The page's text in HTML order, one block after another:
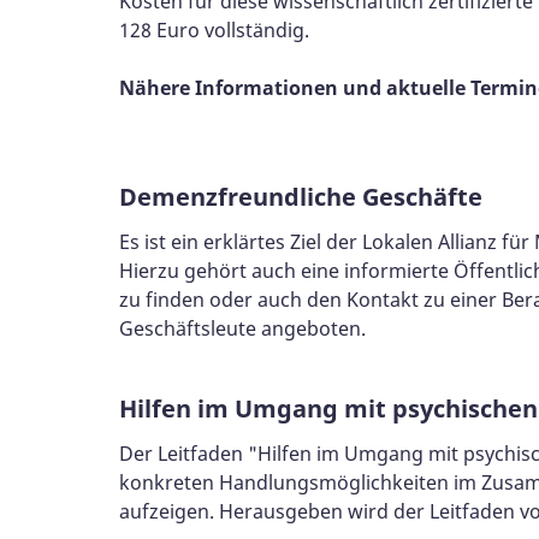
128 Euro vollständig.
Nähere Informationen und aktuelle
Demenzfreundliche Geschäfte
Es ist ein erklärtes Ziel der Lokalen Allianz
Hierzu gehört auch eine informierte
zu finden oder auch den Kontakt zu einer
Geschäftsleute angeboten.
Hilfen im Umgang mit
Der Leitfaden "Hilfen im Umgang mit
konkreten Handlungsmöglichkeiten im
aufzeigen. Herausgeben wird der Leitfaden